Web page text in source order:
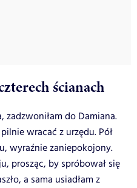
ścianach
zadzwoniłam do Damiana.
wracać z urzędu. Pół
wyraźnie zaniepokojony.
prosząc, by spróbował się
a sama usiadłam z